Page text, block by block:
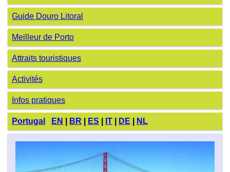
Guide Douro Litoral
Meilleur de Porto
Attraits touristiques
Activités
Infos pratiques
Portugal EN BR ES IT DE NL